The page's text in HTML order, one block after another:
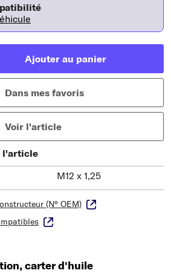
Ajouter au panier
Dans mes favoris
Voir l'article
l'article
M12 x 1,25
(N° OEM)
carter d'huile